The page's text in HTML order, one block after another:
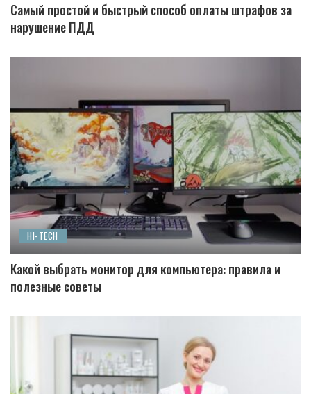
Самый простой и быстрый способ оплаты штрафов за
нарушение ПДД
HI-TECH
Какой выбрать монитор для компьютера: правила и
полезные советы